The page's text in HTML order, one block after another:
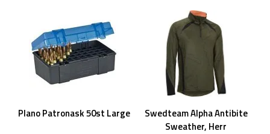
Plano Patronask 50st Large
Swedteam Alpha Antibite
Sweather, Herr